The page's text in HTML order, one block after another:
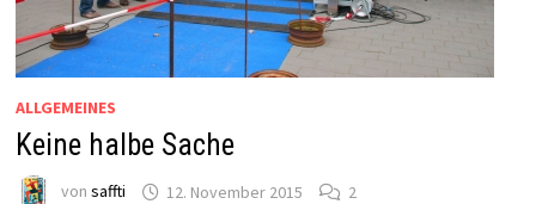
ALLGEMEINES
Keine halbe Sache
von saffti 12. November 2015 2